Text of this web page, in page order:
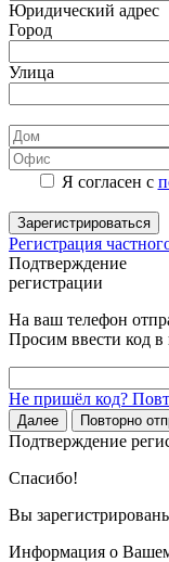
Юридический адрес
Город
Улица
Я согласен с
Зарегистрироваться
Регистрация
Подтверждение
регистрации
На ваш телефон
Просим ввести код в
Не пришёл код?
Далее Повторно
Подтверждение
Спасибо!
Вы
Информация о Вашем